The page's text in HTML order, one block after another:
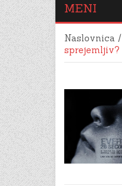
MENI
Naslovnica /
sprejemljiv?